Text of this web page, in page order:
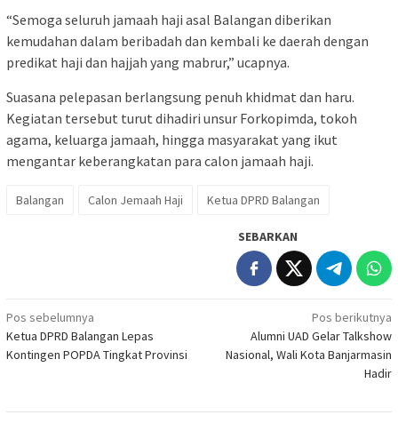
“Semoga seluruh jamaah haji asal Balangan diberikan
kemudahan dalam beribadah dan kembali ke daerah dengan
predikat haji dan hajjah yang mabrur,” ucapnya.
Suasana pelepasan berlangsung penuh khidmat dan haru.
Kegiatan tersebut turut dihadiri unsur Forkopimda, tokoh
agama, keluarga jamaah, hingga masyarakat yang ikut
mengantar keberangkatan para calon jamaah haji.
Balangan Calon Jemaah Haji Ketua DPRD Balangan
SEBARKAN
Navigasi
pos
Pos sebelumnya
Ketua DPRD Balangan Lepas
Kontingen POPDA Tingkat Provinsi
Pos berikutnya
Alumni UAD Gelar Talkshow
Nasional, Wali Kota Banjarmasin
Hadir